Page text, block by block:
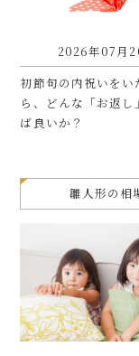
2026年07月
初節句の内祝いをい
ら、どんな「お返し
ば良いか？
雛人形の相